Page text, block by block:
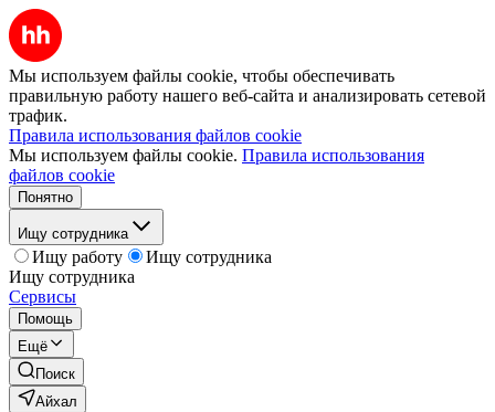
Мы используем файлы cookie, чтобы обеспечивать
правильную работу нашего веб-сайта и анализировать сетевой
трафик.
Правила использования файлов cookie
Мы используем файлы cookie. Правила использования
файлов cookie
Понятно
Ищу сотрудника
Ищу работу
Ищу сотрудника
Ищу сотрудника
Сервисы
Помощь
Ещё
Поиск
Айхал